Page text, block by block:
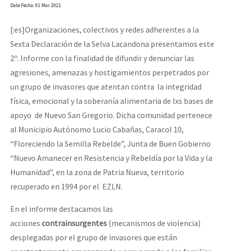
DateFecha: 01 Mar 2021
[:es]Organizaciones, colectivos y redes adherentes a la
Sexta Declaración de la Selva Lacandona presentamos este
2º. Informe con la finalidad de difundir y denunciar las
agresiones, amenazas y hostigamientos perpetrados por
un grupo de invasores que atentan contra la integridad
física, emocional y la soberanía alimentaria de lxs bases de
apoyo de Nuevo San Gregorio. Dicha comunidad pertenece
al Municipio Autónomo Lucio Cabañas, Caracol 10,
“Floreciendo la Semilla Rebelde”, Junta de Buen Gobierno
“Nuevo Amanecer en Resistencia y Rebeldía por la Vida y la
Humanidad”, en la zona de Patria Nueva, territorio
recuperado en 1994 por el EZLN.
En el informe destacamos las
acciones contrainsurgentes (mecanismos de violencia)
desplegadas por el grupo de invasores que están